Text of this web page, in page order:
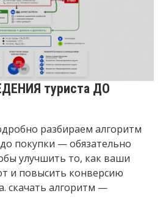
туриста ДО
разбираем алгоритм
покупки — обязательно
улучшить то, как ваши
и повысить конверсию
скачать алгоритм —